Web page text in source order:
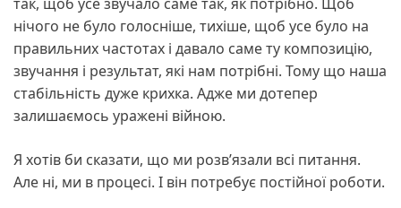
нічого не було голосніше, тихіше, щоб усе було на
правильних частотах і давало саме ту композицію,
звучання і результат, які нам потрібні. Тому що наша
стабільність дуже крихка. Адже ми дотепер
залишаємось уражені війною.
Я хотів би сказати, що ми розв’язали всі питання.
Але ні, ми в процесі. І він потребує постійної роботи.